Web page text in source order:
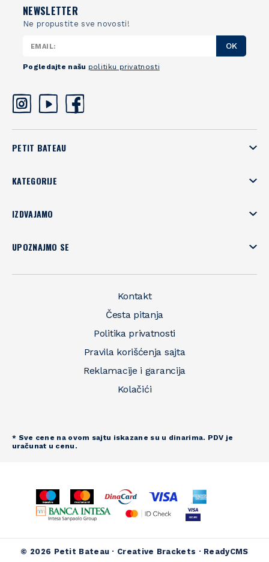
NEWSLETTER
Ne propustite sve novosti!
OK
Pogledajte našu politiku privatnosti
PETIT BATEAU
KATEGORIJE
IZDVAJAMO
UPOZNAJMO SE
Kontakt
Česta pitanja
Politika privatnosti
Pravila korišćenja sajta
Reklamacije i garancija
Kolačići
* Sve cene na ovom sajtu iskazane su u dinarima. PDV je
uračunat u cenu.
© 2026 Petit Bateau · Creative Brackets · ReadyCMS